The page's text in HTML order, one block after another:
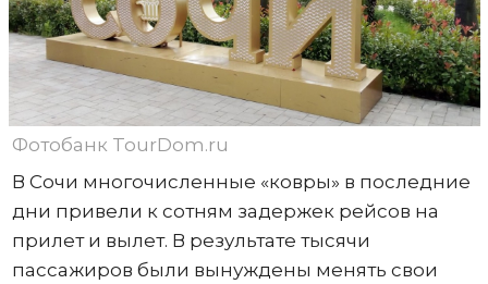
Фотобанк TourDom.ru
В Сочи многочисленные «ковры» в последние
дни привели к сотням задержек рейсов на
прилет и вылет. В результате тысячи
пассажиров были вынуждены менять свои